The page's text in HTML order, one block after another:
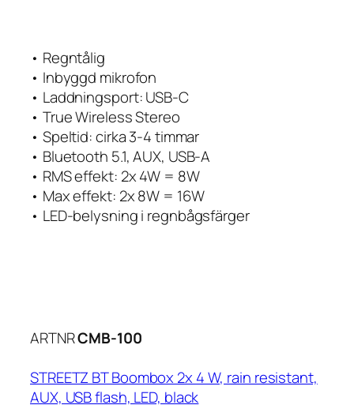
• Regntålig
• Inbyggd mikrofon
• Laddningsport: USB-C
• True Wireless Stereo
• Speltid: cirka 3-4 timmar
• Bluetooth 5.1, AUX, USB-A
• RMS effekt: 2x 4W = 8W
• Max effekt: 2x 8W = 16W
• LED-belysning i regnbågsfärger
ARTNRCMB-100
STREETZ BT Boombox 2x 4 W, rain resistant,
AUX, USB flash, LED, black